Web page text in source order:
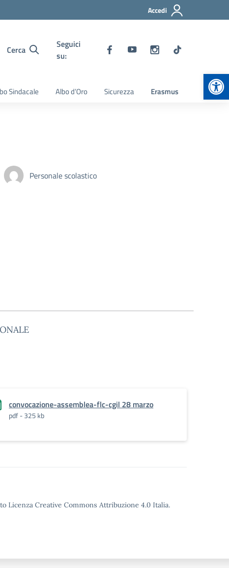
Accedi
Cerca
Seguici
su:
Sindacale Albo d’Oro Sicurezza Erasmus
Personale scolastico
convocazione-assemblea-flc-cgil 28 marzo
pdf - 325 kb
Licenza Creative Commons Attribuzione 4.0 Italia.